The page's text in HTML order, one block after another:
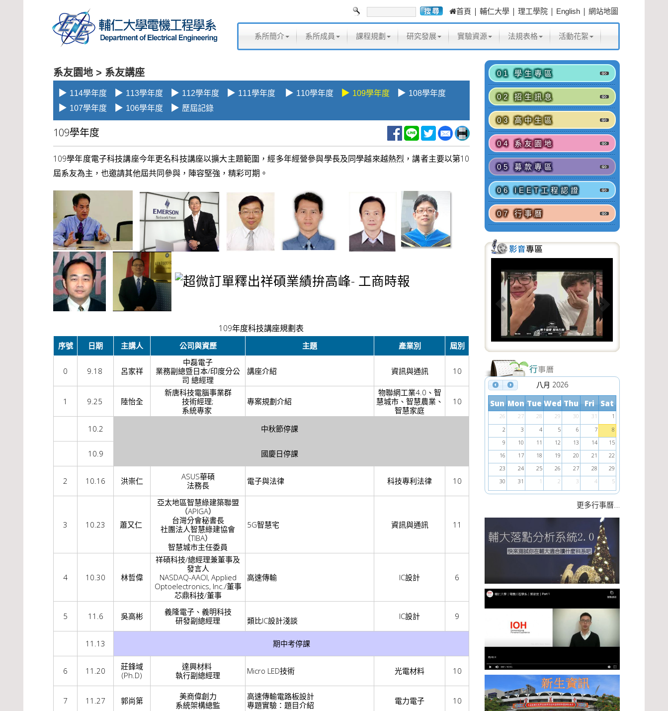
首頁 | 輔仁大學 | 理工學院 | English | 網站地圖
系所簡介 系所成員 課程規劃 研究發展 實驗資源 法規表格 活動花絮
系友園地 > 系友講座
▶ 114學年度 ▶ 113學年度 ▶ 112學年度 ▶ 111學年度 ▶ 110學年度 ▶ 109學年度 ▶ 108學年度
▶ 107學年度 ▶ 106學年度 ▶ 歷屆記錄
109學年度
109學年度電子科技講座今年更名科技講座以擴大主題範圍，經多年經營參與學長及同學越來越熱烈，講者主要以第10
屆系友為主，也邀請其他屆共同參與，陣容堅強，精彩可期。
109年度科技講座規劃表
序號 日期 主講人 公司與資歷 主題 產業別 屆別
0 9.18 呂家祥
中磊電子
業務副總暨日本/印度分公
司 總經理
講座介紹 資訊與通訊 10
1 9.25 陸怡全
新唐科技電腦事業群
技術經理;
系統專家
專案規劃介紹
物聯網工業4.0、智
慧城市、智慧農業、
智慧家庭
10
10.2 中秋節停課
10.9 國慶日停課
2 10.16 洪崇仁
ASUS華碩
法務長
電子與法律 科技專利法律 10
3 10.23 蕭又仁
亞太地區智慧綠建築聯盟
（APIGA）
台灣分會秘書長
社團法人智慧綠建協會
（TIBA）
智慧城市主任委員
5G智慧宅 資訊與通訊 11
4 10.30 林哲偉
祥碩科技/總經理兼董事及
發言人
NASDAQ-AAOI, Applied
Optoelectronics, Inc./董事
芯鼎科技/董事
高速傳輸 IC設計 6
5 11.6 吳高彬
義隆電子、義明科技
研發副總經理
類比IC設計淺談 IC設計 9
11.13 期中考停課
6 11.20
莊鋒域
(Ph.D)
達興材料
執行副總經理
Micro LED技術 光電材料 10
7 11.27 郭尚第
美商偉創力
系統架構總監
高速傳輸電路板設計
專題實驗：題目介紹
電力電子 10
01 學生專區
02 招生訊息
03 高中生區
04 系友園地
05 募款專區
06 IEET工程認證
07 行事曆
u
s
八月 2026
Sun Mon Tue Wed Thu Fri Sat
26 27 28 29 30 31
1
2
3 4 5 6 7
8
9
10 11 12 13 14
15
16
17 18 19 20 21
22
23
24 25 26 27 28
29
30
31 1 2 3 4 5
更多行事曆....